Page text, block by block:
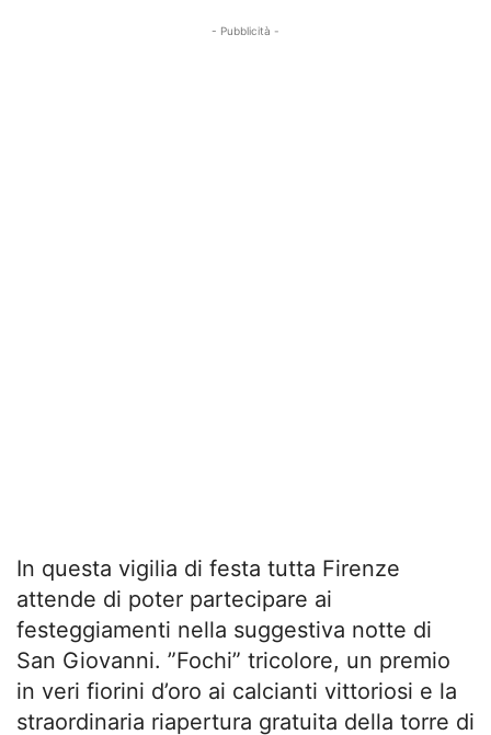
- Pubblicità -
In questa vigilia di festa tutta Firenze
attende di poter partecipare ai
festeggiamenti nella suggestiva notte di
San Giovanni. ”Fochi” tricolore, un premio
in veri fiorini d’oro ai calcianti vittoriosi e la
straordinaria riapertura gratuita della torre di